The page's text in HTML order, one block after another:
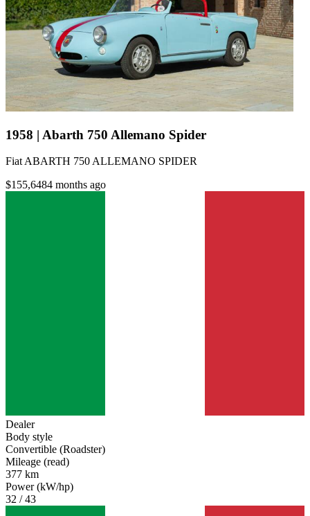
1958 | Abarth 750 Allemano Spider
Fiat ABARTH 750 ALLEMANO SPIDER
$155,6484 months ago
Dealer
Body style
Convertible (Roadster)
Mileage (read)
377 km
Power (kW/hp)
32 / 43